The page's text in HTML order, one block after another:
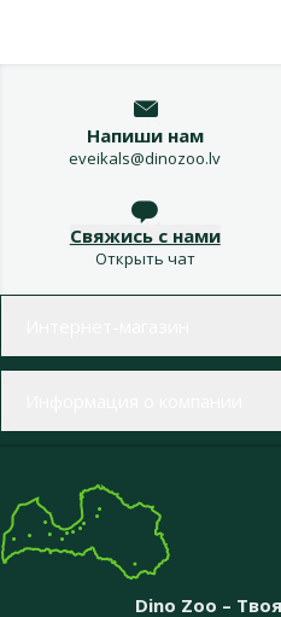
Напиши нам
eveikals@dinozoo.lv
Свяжись с нами
Открыть чат
Dino Zoo –